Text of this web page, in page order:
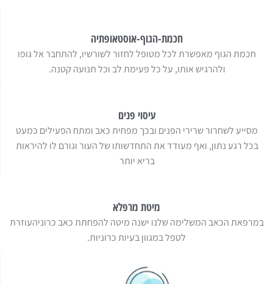
חכמת-הגוף-אוסטאופתיה
חכמת הגוף מאפשרת לכל מטופל לחזור לשורשיו, להתחבר אל גופו
ולהרגיש אותו, על כל פעימת לב וכל תנועה קטנה.
עיסוי פנים
מסייע לשחרור שרירי הפנים ובכך מפחית כאב ומתח הפעילים כמעט
בכל רגע נתון, ואף מעודד את התחדשותו של העור וגורם לו להיראות
בריא יותר
מיטת מרפלא
במרפאת הכאב המשלימה שלנו ישנה מיטה להפחתת כאב כרוניהעוזרת
לטפל במגוון בעיות כרוניות.